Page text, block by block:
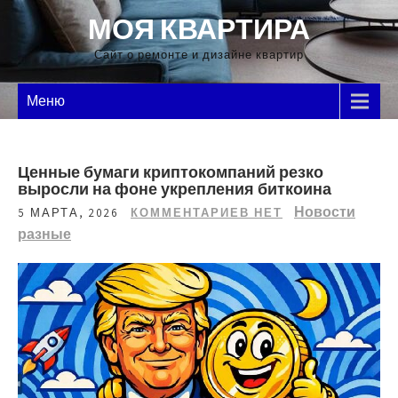
Перейти
содержимому
МОЯ КВАРТИРА
Сайт о ремонте и дизайне квартир
Меню
Ценные бумаги криптокомпаний резко
выросли на фоне укрепления биткоина
5 МАРТА, 2026 КОММЕНТАРИЕВ НЕТ
Новости
разные